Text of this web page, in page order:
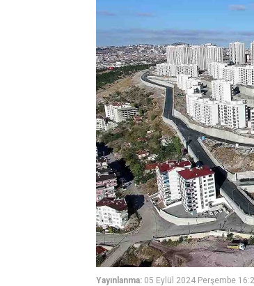
Yayınlanma: 05 Eylül 2024 Perşembe